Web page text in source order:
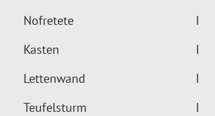
Nofretete
I
Kasten
I
Lettenwand
I
Teufelsturm
I